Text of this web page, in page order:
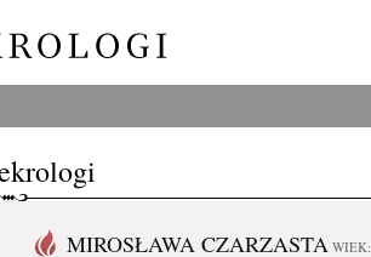
MIROSŁAWA CZARZASTA WIEK: